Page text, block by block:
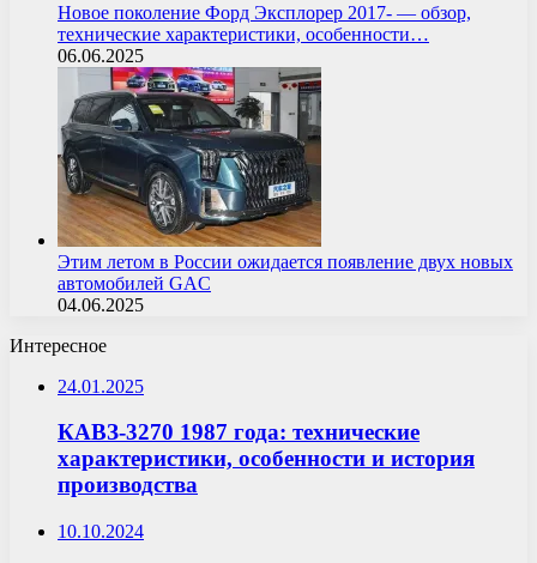
Новое поколение Форд Эксплорер 2017- — обзор,
технические характеристики, особенности…
06.06.2025
Этим летом в России ожидается появление двух новых
автомобилей GAC
04.06.2025
Интересное
24.01.2025
КАВЗ-3270 1987 года: технические
характеристики, особенности и история
производства
10.10.2024